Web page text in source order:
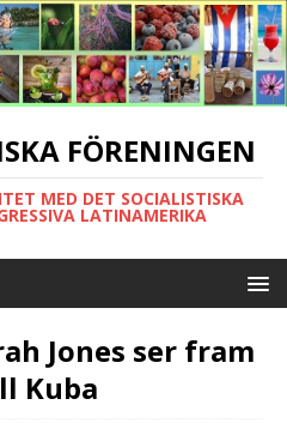
FÖRENINGEN
MED DET SOCIALISTISKA
LATINAMERIKA
Jones ser fram
Kuba